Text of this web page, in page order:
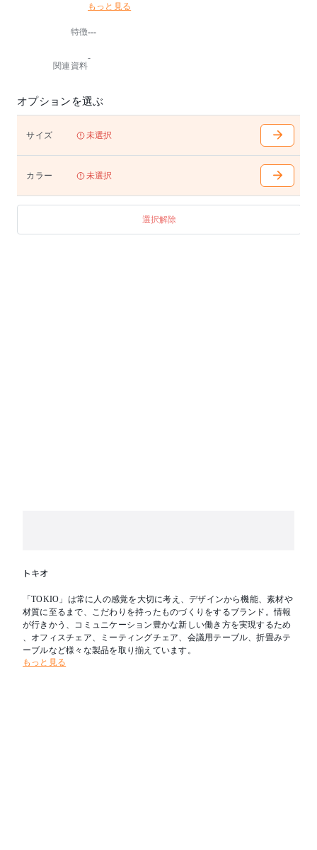
棚無しを用意しております。
■収納時、パイプが傷付きにくいよう緩衝材が装着し
■天板跳上げ式
を折り畳むことができます。
■高さ調節機能付
ル調節が可能です。(最大+10mm)
もっと見る
特徴---
関連資料
-
オプションを選ぶ
サイズ 未選択
カラー 未選択
選択解除
トキオ
「TOKIO」は常に人の感覚を大切に考え、デザインから機能、素材や
材質に至るまで、こだわりを持ったものづくりをするブランド。情報
が行きかう、コミュニケーション豊かな新しい働き方を実現するため
、オフィスチェア、ミーティングチェア、会議用テーブル、折畳みテ
ーブルなど様々な製品を取り揃えています。
もっと見る